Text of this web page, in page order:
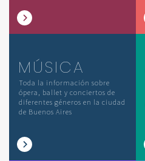
MÚSICA
Toda la información sobre
ópera, ballet y conciertos de
diferentes géneros en la ciudad
de Buenos Aires